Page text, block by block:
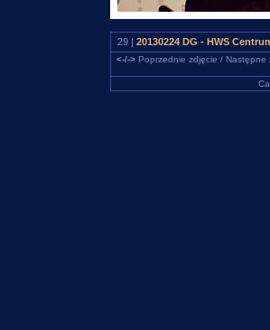
29 | 20130224 DG - HWS
<-/->Poprzednie zdjęcie / Następne